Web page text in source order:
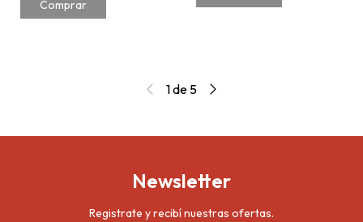
1de 5
Newsletter
Registrate y recibí nuestras ofertas.